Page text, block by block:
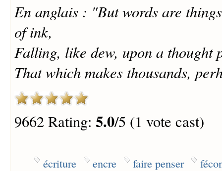
En anglais : "But words are
of ink,
Falling, like dew, upon a thought
That which makes thousands,
9662 Rating: 5.0/5 (1 vote cast)
écriture encre faire penser